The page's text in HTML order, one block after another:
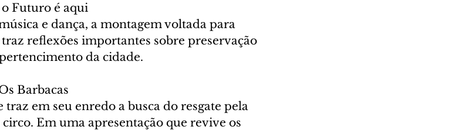
Futuro é aqui
e dança, a montagem voltada para
reflexões importantes sobre preservação
da cidade.
Barbacas
em seu enredo a busca do resgate pela
Em uma apresentação que revive os